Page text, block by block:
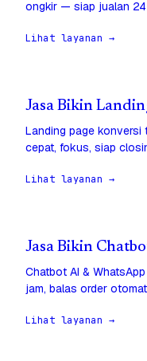
ongkir — siap jualan 24
Lihat layanan →
Jasa Bikin
Landing page
cepat, fokus, siap
Lihat layanan →
Jasa Bikin
Chatbot AI &
jam, balas order
Lihat layanan →